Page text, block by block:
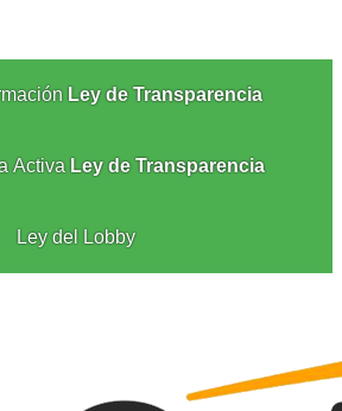
Ley de Transparencia
Activa Ley de Transparencia
Ley del Lobby